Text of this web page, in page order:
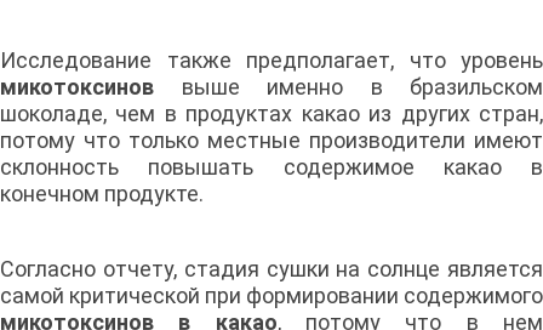
Исследование также предполагает, что уровень
микотоксинов выше именно в бразильском
шоколаде, чем в продуктах какао из других стран,
потому что только местные производители имеют
склонность повышать содержимое какао в
конечном продукте.
Согласно отчету, стадия сушки на солнце является
самой критической при формировании содержимого
микотоксинов в какао, потому что в нем